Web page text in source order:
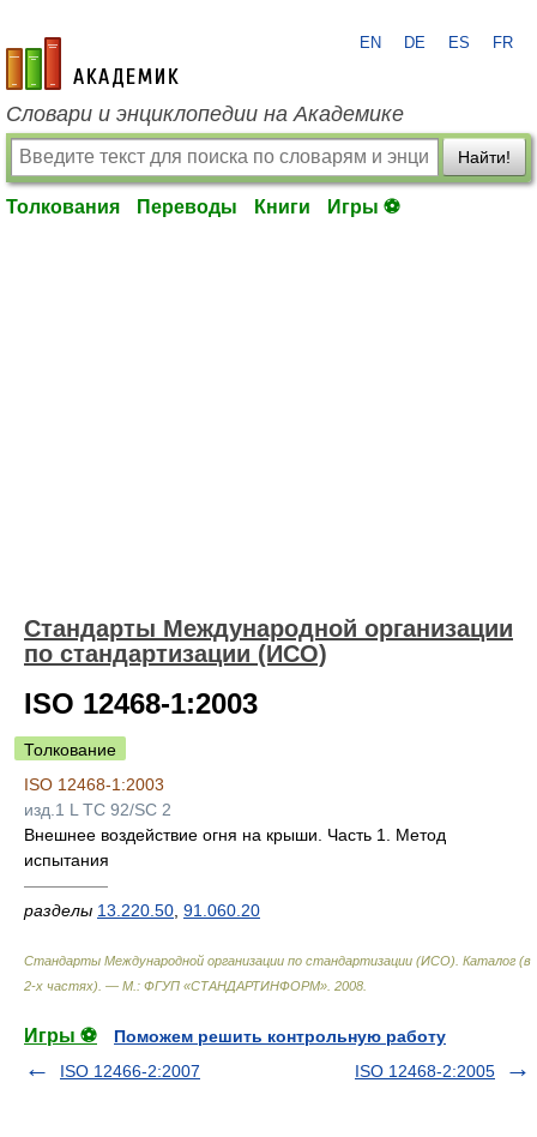
academic.ru
EN DE ES FR
Словари и энциклопедии на Академике
Найти!
Толкования Переводы Книги Игры ⚽
Стандарты Международной организации
по стандартизации (ИСО)
ISO 12468-1:2003
Толкование
ISO 12468-1:2003
изд.1 L TC 92/SC 2
Внешнее воздействие огня на крыши. Часть 1. Метод
испытания
—————
разделы 13.220.50 91.060.20
Стандарты Международной организации по стандартизации (ИСО). Каталог (в
2-х частях). — М.: ФГУП «СТАНДАРТИНФОРМ» 2008
Игры ⚽
Поможем решить контрольную работу
ISO 12466-2:2007
ISO 12468-2:2005